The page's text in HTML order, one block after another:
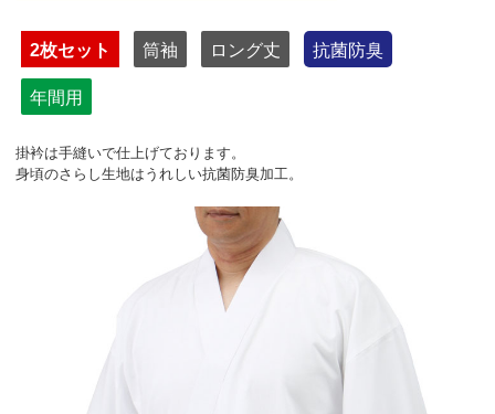
2枚セット 筒袖 ロング丈 抗菌防臭
年間用
掛衿は手縫いで仕上げております。
身頃のさらし生地はうれしい抗菌防臭加工。